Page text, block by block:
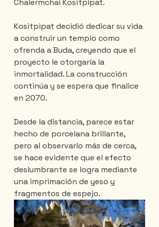
Chalermchai Kositpipat.
Kositpipat decidió dedicar su vida
a construir un templo como
ofrenda a Buda, creyendo que el
proyecto le otorgaría la
inmortalidad. La construcción
continúa y se espera que finalice
en 2070.
Desde la distancia, parece estar
hecho de porcelana brillante,
pero al observarlo más de cerca,
se hace evidente que el efecto
deslumbrante se logra mediante
una imprimación de yeso y
fragmentos de espejo.